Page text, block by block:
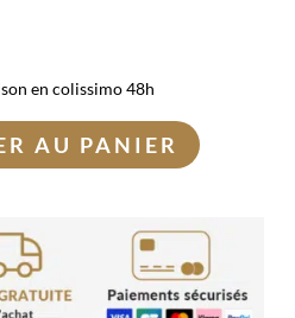
en colissimo 48h
AU PANIER